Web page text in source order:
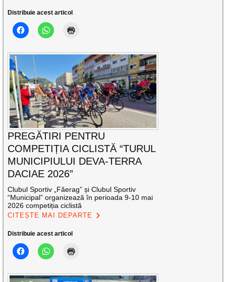
Distribuie acest articol
PREGĂTIRI PENTRU
COMPETIȚIA CICLISTĂ “TURUL
MUNICIPIULUI DEVA-TERRA
DACIAE 2026”
Clubul Sportiv „Făerag” și Clubul Sportiv
“Municipal” organizează în perioada 9-10 mai
2026 competiția ciclistă
CITEȘTE MAI DEPARTE
Distribuie acest articol